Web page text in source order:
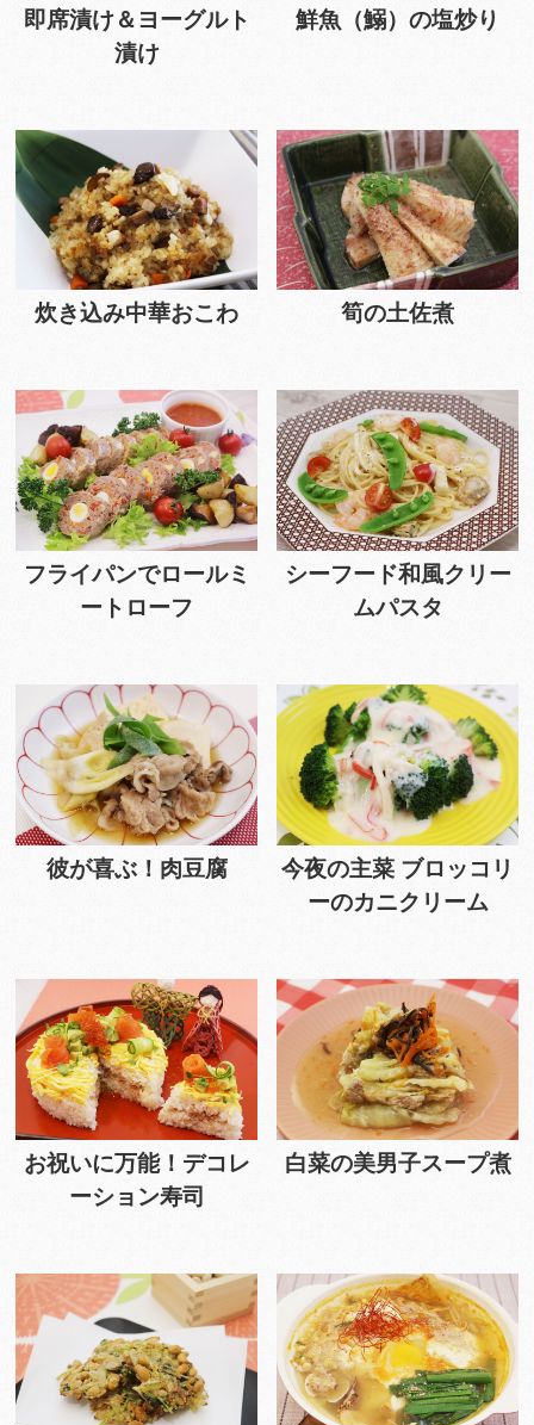
即席漬け＆ヨーグルト
漬け
鮮魚（鰯）の塩炒り
炊き込み中華おこわ 筍の土佐煮
フライパンでロールミ
ートローフ
シーフード和風クリー
ムパスタ
彼が喜ぶ！肉豆腐
今夜の主菜 ブロッコリ
ーのカニクリーム
お祝いに万能！デコレ
ーション寿司
白菜の美男子スープ煮